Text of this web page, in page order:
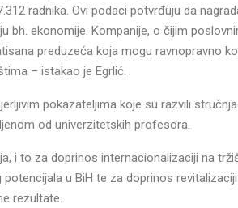
radnika. Ovi podaci potvrđuju da
bh. ekonomije. Kompanije, o čijim
preduzeća koja mogu ravnopravno
– istakao je Egrlić.
pokazateljima koje su razvili
od univerzitetskih profesora.
i to za doprinos internacionalizaciji na
u BiH te za doprinos
rezultate.